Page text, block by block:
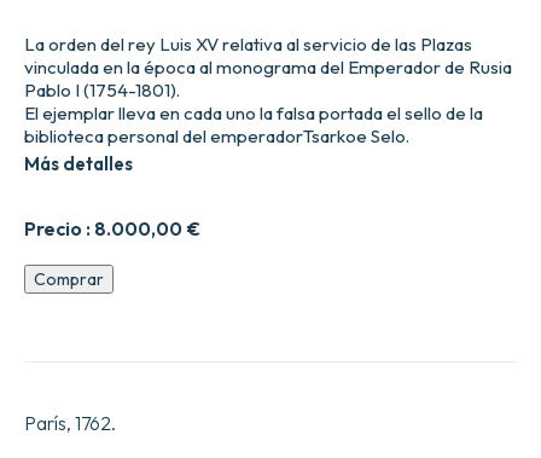
Precio : 8.000,00 €
La orden del rey Luis XV relativa al servicio de las Plazas
vinculada en la época al monograma del Emperador de Rusia
Pablo I (1754-1801).
El ejemplar lleva en cada uno la falsa portada el sello de la
biblioteca personal del emperadorTsarkoe Selo.
Más detalles
Orden
del
tenientes
Comprar
París, 1762.